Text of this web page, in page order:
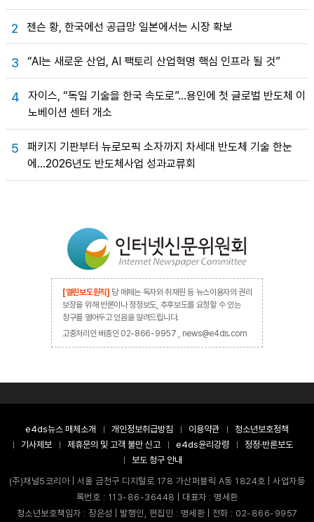
2 젠슨 황, 한국에선 공급망 일본에서는 시장 확보
3 “AI는 새로운 산업, AI 팩토리 산업혁명 핵심 인프라 될 것”
4
자이스, “독일 기술을 한국 속도로”…용인에 첫 글로벌 반도체 이
노베이션 센터 개소
5
패키지 기판부터 뉴로모픽 소자까지 차세대 반도체 기술 한눈
에…2026년도 반도체사업 성과교류회
[열린보도원칙] 당 매체는 독자와 취재원 등 뉴스이용자의 권리
보장을 위해 반론이나 정정보도, 추후보도를 요청할 수 있는
창구를 열어두고 있음을 알려드립니다.
고충처리인 배종인 02-866-9957 , news@e4ds.com
e4ds뉴스 매체소개 개인정보취급방침 이용약관
청소년보호정책
기사제보
제휴문의 및 고객 불만 신고 e4ds윤리강령
정정·반론보도
보도 청구 안내
(주)채널5코리아 | 서울 금천구 디지털로 178 가산퍼블릭 A동 1824호 | 사업자등
록번호 : 113-86-36448 | 대표자 : 명세환
청소년보호책임자 : 장은성 | 발행인, 편집인 : 명세환 | 전화 : 02-866-9957